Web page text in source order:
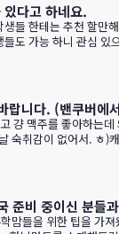
다고 하네요.
들 한테는 추천 할
들도 가능 하니 관
랍니다. (밴쿠버에
걍 맥주를 좋아하는
숙취감이 없어서.
. GPT가 정리 해본
준비 중이신 분들
맘들을 위한 팁을 가